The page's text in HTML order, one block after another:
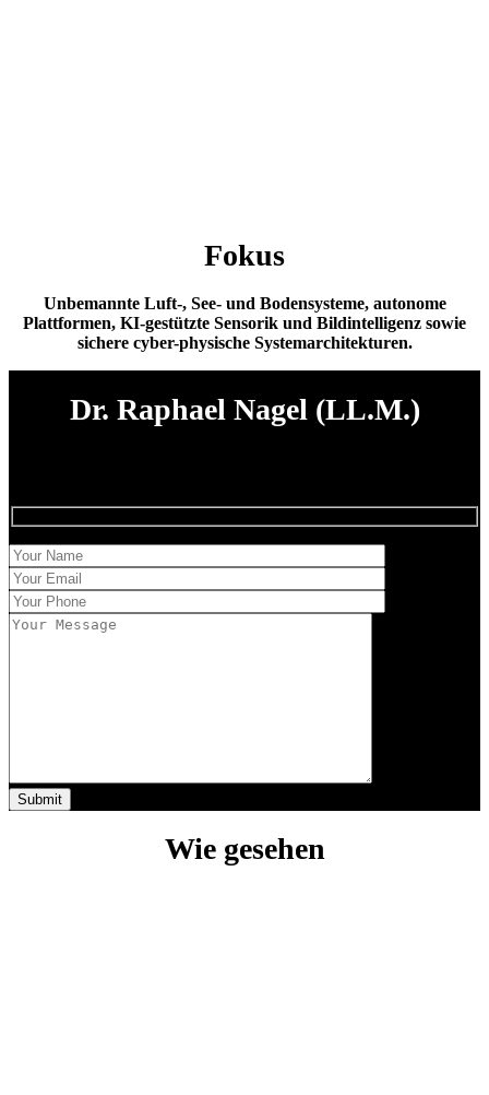
Fokus
Unbemannte Luft-, See- und Bodensysteme, autonome
Plattformen, KI-gestützte Sensorik und Bildintelligenz sowie
sichere cyber-physische Systemarchitekturen.
Dr. Raphael Nagel (LL.M.)
Wie gesehen